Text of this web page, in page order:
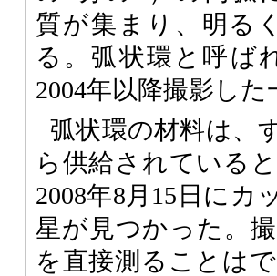
質が集まり、明る
る。弧状環と呼ば
2004年以降撮影し
弧状環の材料は、
ら供給されている
2008年8月15日にカ
星が見つかった。
を直接測ることは